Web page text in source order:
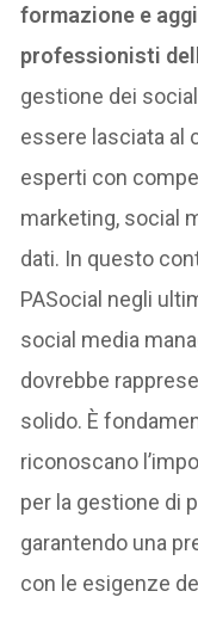
formazione e
professionisti
gestione dei
essere lasciata al
esperti con
marketing, social
dati. In questo
PASocial negli
social media
dovrebbe
solido. È
riconoscano
per la gestione di
garantendo una
con le esigenze